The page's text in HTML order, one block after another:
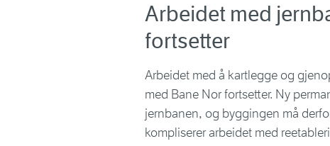
Arbeidet med
fortsetter
Arbeidet med å kartlegge og
med Bane Nor fortsetter. Ny
jernbanen, og byggingen må
kompliserer arbeidet med